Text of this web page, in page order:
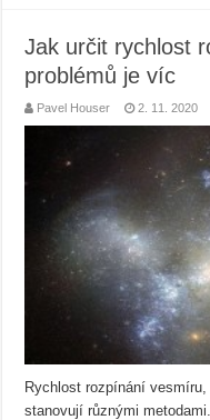
Jak určit rychlost
problémů je víc
Pavel Houser 2. 11. 2020
Rychlost rozpínání
stanovují různými